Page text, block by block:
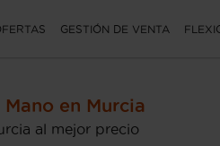
GESTIÓN DE VENTA
en Murcia
al mejor precio